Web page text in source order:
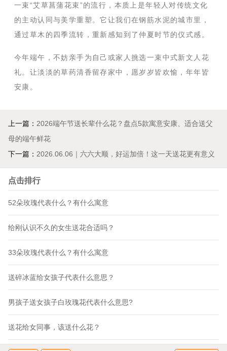
一束“艾草菖蒲花束”的流行，本质上是年轻人对传统文化
的主动认同与美学重塑。它让我们在钢筋水泥的城市里，
通过草木的四季流转，重新感知到了仲夏时节的仪式感。
今年端午，不妨亲手为自己或家人挑选一束中式新文人花
礼。让淡淡的草药清香留存家中，愿岁岁皆欢愉，年年皆
安康。
上一篇： 2026端午节送长辈什么花？盘点5款寓意安康、适合送父
母的端午鲜花
下一篇： 2026.06.06｜六六大顺，好运加倍！这一天送花更有意义
点击排行
52朵玫瑰代表什么？有什么寓意
给刚认识不久的女生送花合适吗？
33朵玫瑰代表什么？有什么寓意
送碎冰蓝给女孩子代表什么意思？
男孩子送女孩子白玫瑰花代表什么意思?
送花给女同事，该送什么花？